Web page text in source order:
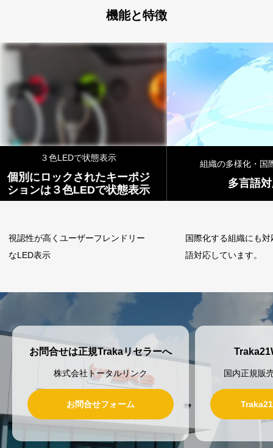
機能と特徴
ーポジ
態表示
ドリー
組織の多様化・国際化に対応
多言語対応
国際化する組織にも対応する為多言
個別
ショ
視認
な
お問合せは正規Trakaリセラーへ
株式会社トータルリンク
お問合せフォーム
国内正規販